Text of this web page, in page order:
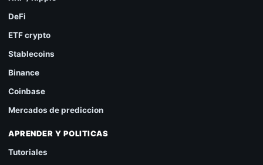
DeFi
ETF crypto
Stablecoins
Binance
Coinbase
Mercados de prediccion
APRENDER Y POLITICAS
Tutoriales